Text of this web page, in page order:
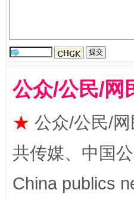
受贿1.44亿！段成刚被
公众/公民/网
★ 公众/公民/
共传媒、中国
China publics